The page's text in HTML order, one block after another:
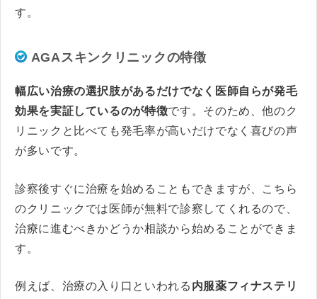
す。
AGAスキンクリニックの特徴
幅広い治療の選択肢があるだけでなく医師自らが発毛
効果を実証しているのが特徴です。そのため、他のク
リニックと比べても発毛率が高いだけでなく喜びの声
が多いです。
診察後すぐに治療を始めることもできますが、こちら
のクリニックでは医師が無料で診察してくれるので、
治療に進むべきかどうか相談から始めることができま
す。
例えば、治療の入り口といわれる 内服薬フィナステリ